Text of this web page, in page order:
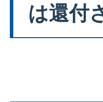
は還付